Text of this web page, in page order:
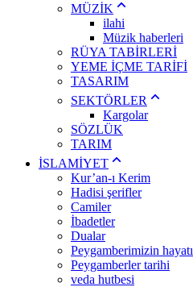
MÜZİK
ilahi
Müzik haberleri
RÜYA TABİRLERİ
YEME İÇME TARİFİ
TASARIM
SEKTÖRLER
Kargolar
SÖZLÜK
TARIM
İSLAMİYET
Kur’an-ı Kerim
Hadisi şerifler
Camiler
İbadetler
Dualar
Peygamberimizin hayatı
Peygamberler tarihi
veda hutbesi